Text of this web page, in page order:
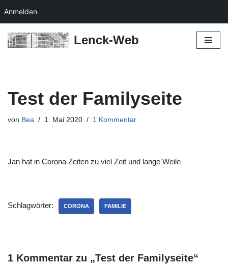
Anmelden
Zum
Lenck-Web
Test der Familyseite
von Bea 1. Mai 2020 1 Kommentar
Jan hat in Corona Zeiten zu viel Zeit und lange Weile
Schlagwörter: CORONA FAMILIE
1 Kommentar zu „Test der Familyseite“